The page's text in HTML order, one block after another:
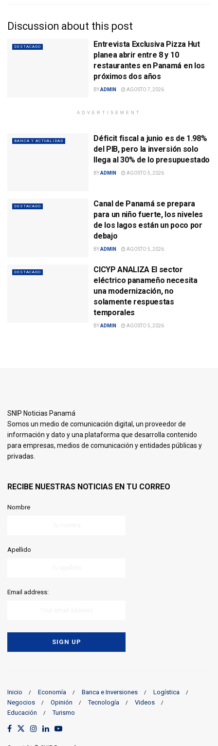
Discussion about this post
DESTACADO
Entrevista Exclusiva Pizza Hut
planea abrir entre 8 y 10
restaurantes en Panamá en los
próximos dos años
BYADMIN AGOSTO 7, 2026
ADVERTISEMENT
BANCA Y ACTUALIDAD
Déficit fiscal a junio es de 1.98%
del PIB, pero la inversión solo
llega al 30% de lo presupuestado
BYADMIN AGOSTO 5, 2026
DESTACADO
Canal de Panamá se prepara
para un niño fuerte, los niveles
de los lagos están un poco por
debajo
BYADMIN AGOSTO 5, 2026
DESTACADO
CICYP ANALIZA El sector
eléctrico panameño necesita
una modernización, no
solamente respuestas
temporales
BYADMIN AGOSTO 5, 2026
SNIP Noticias Panamá
Somos un medio de comunicación digital, un proveedor de
información y dato y una plataforma que desarrolla contenido
para empresas, medios de comunicación y entidades públicas y
privadas.
RECIBE NUESTRAS NOTICIAS EN TU CORREO
Nombre
Apellido
Email address:
Inicio Economía Banca e Inversiones
Logística
Negocios
Opinión Tecnología
Videos
Educación
Turismo